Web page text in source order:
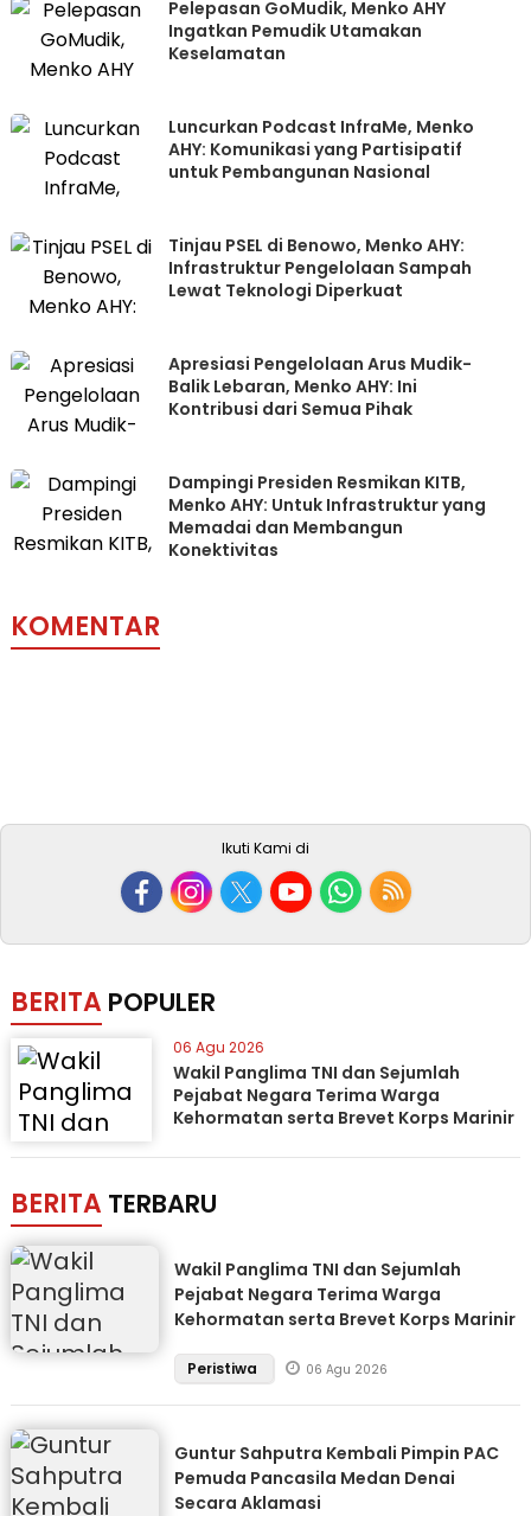
Pelepasan GoMudik, Menko AHY
Ingatkan Pemudik Utamakan
Keselamatan
Luncurkan Podcast InfraMe, Menko
AHY: Komunikasi yang Partisipatif
untuk Pembangunan Nasional
Tinjau PSEL di Benowo, Menko AHY:
Infrastruktur Pengelolaan Sampah
Lewat Teknologi Diperkuat
Apresiasi Pengelolaan Arus Mudik-
Balik Lebaran, Menko AHY: Ini
Kontribusi dari Semua Pihak
Dampingi Presiden Resmikan KITB,
Menko AHY: Untuk Infrastruktur yang
Memadai dan Membangun
Konektivitas
KOMENTAR
Ikuti Kami di
BERITA POPULER
06 Agu 2026
Wakil Panglima TNI dan Sejumlah
Pejabat Negara Terima Warga
Kehormatan serta Brevet Korps Marinir
BERITA TERBARU
Wakil Panglima TNI dan Sejumlah
Pejabat Negara Terima Warga
Kehormatan serta Brevet Korps Marinir
Peristiwa 06 Agu 2026
Guntur Sahputra Kembali Pimpin PAC
Pemuda Pancasila Medan Denai
Secara Aklamasi